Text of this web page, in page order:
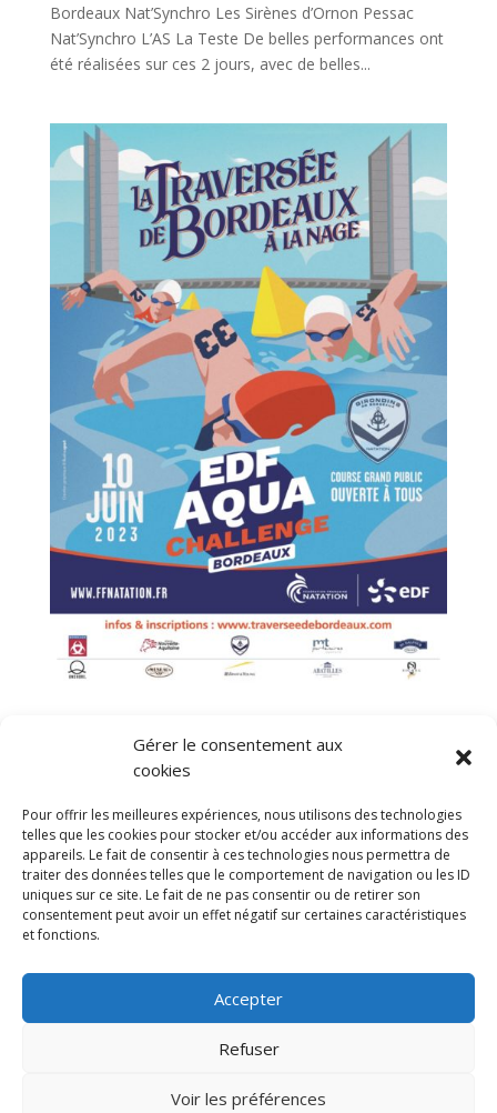
Gérer le consentement aux
cookies
Pour offrir les meilleures expériences, nous utilisons des technologies
telles que les cookies pour stocker et/ou accéder aux informations des
appareils. Le fait de consentir à ces technologies nous permettra de
traiter des données telles que le comportement de navigation ou les ID
uniques sur ce site. Le fait de ne pas consentir ou de retirer son
consentement peut avoir un effet négatif sur certaines caractéristiques
et fonctions.
Accepter
Refuser
Voir les préférences
Bordeaux Nat’Synchro Les Sirènes d’Ornon Pessac
Nat’Synchro L’AS La Teste De belles performances ont
été réalisées sur ces 2 jours, avec de belles...
ffnatation33|Mai 3, 2023
La 15ème édition de la Traversée de Bordeaux à la
nage, organisée par le club des Girondisn de Bordeaux
Natation, se déroulera le samedi 10 juin. Une fois de
plus, ce rendez-vous sera associé à l’évènement
national de l’EDF Aqua-Challenge. Nouveautés pour
cette...
Infomaniak- Tous droits réservés